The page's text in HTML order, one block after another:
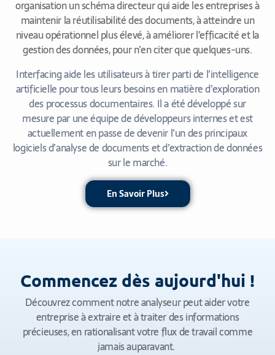
organisation un schéma directeur qui aide les entreprises à
maintenir la réutilisabilité des documents, à atteindre un
niveau opérationnel plus élevé, à améliorer l’efficacité et la
gestion des données, pour n’en citer que quelques-uns.
Interfacing aide les utilisateurs à tirer parti de l’intelligence
artificielle pour tous leurs besoins en matière d’exploration
des processus documentaires. Il a été développé sur
mesure par une équipe de développeurs internes et est
actuellement en passe de devenir l’un des principaux
logiciels d’analyse de documents et d’extraction de données
sur le marché.
En Savoir Plus
Commencez dès aujourd'hui !
Découvrez comment notre analyseur peut aider votre
entreprise à extraire et à traiter des informations
précieuses, en rationalisant votre flux de travail comme
jamais auparavant.